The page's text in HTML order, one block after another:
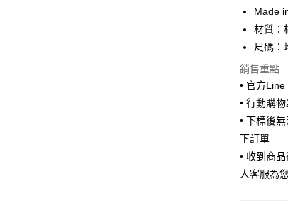
Apple Pay
街口支付
悠遊付
運送方式
全家取貨
Made
材質：
尺碼：
銷售重點
• 官方
• 行動購
• 下標後
下訂單
• 收到商
人客服為